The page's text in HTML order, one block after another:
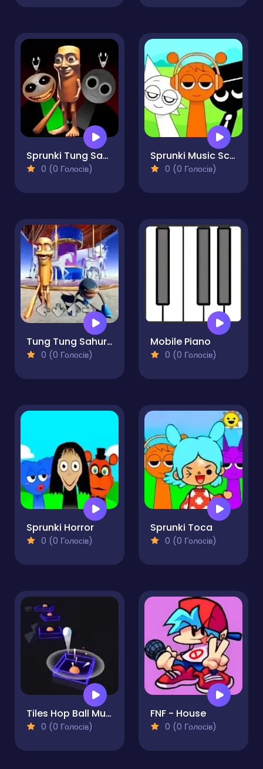
Sprunki Tung Sahur
0 (0 Голосів)
Sprunki Music Scary Beat Box
0 (0 Голосів)
Tung Tung Sahur VS Tralalero Tralala FNF
0 (0 Голосів)
Mobile Piano
0 (0 Голосів)
Sprunki Horror
0 (0 Голосів)
Sprunki Toca
0 (0 Голосів)
Tiles Hop Ball Music Game
0 (0 Голосів)
FNF - House
0 (0 Голосів)